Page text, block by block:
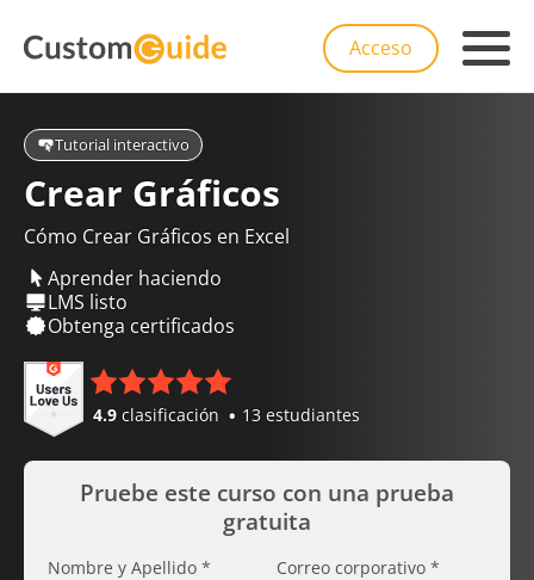
Acceso
Tutorial interactivo
Crear Gráficos
Cómo Crear Gráficos en Excel
Aprender haciendo
LMS listo
Obtenga certificados
4.9 clasificación 13 estudiantes
Pruebe este curso con una prueba
gratuita
Nombre y Apellido * Correo corporativo *